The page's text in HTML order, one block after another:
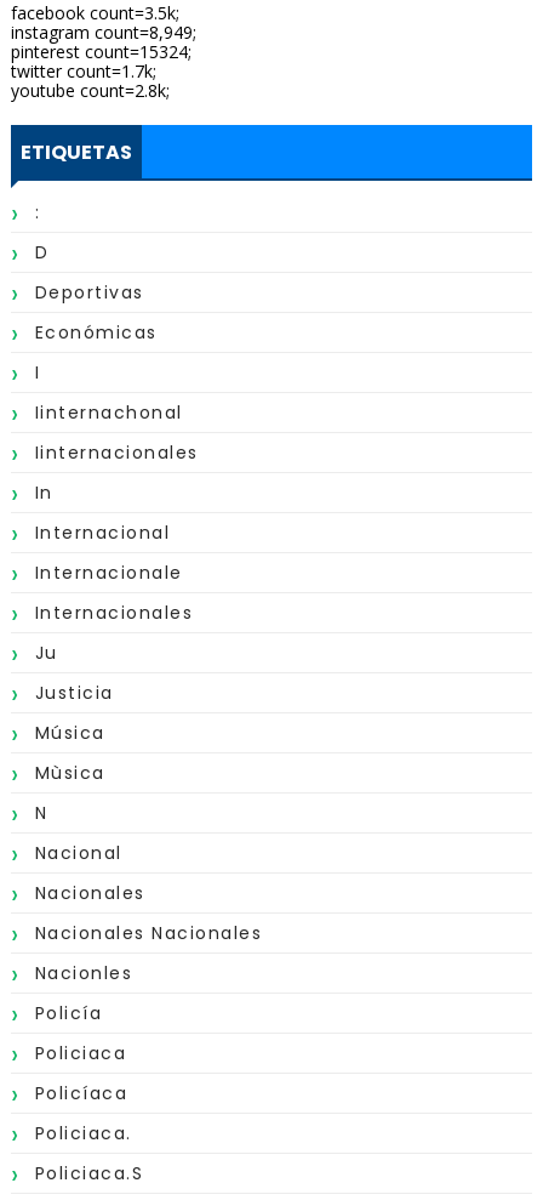
facebook count=3.5k;
instagram count=8,949;
pinterest count=15324;
twitter count=1.7k;
youtube count=2.8k;
ETIQUETAS
:
D
Deportivas
Económicas
I
Iinternachonal
Iinternacionales
In
Internacional
Internacionale
Internacionales
Ju
Justicia
Música
Mùsica
N
Nacional
Nacionales
Nacionales Nacionales
Nacionles
Policía
Policiaca
Policíaca
Policiaca.
Policiaca.s